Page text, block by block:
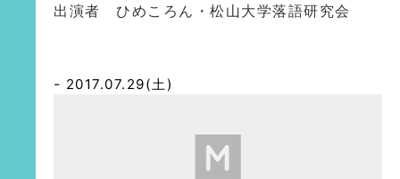
出演者 ひめころん・松山大学落語研究会
2017.07.29(土)